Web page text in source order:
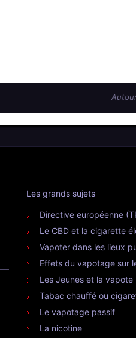
Les grands sujets
Directive européenne
Le CBD et la cigarette
Vapoter dans les lieux
Effets du vapotage sur
Les Jeunes et la vapote
Tabac chauffé ou
Le vapotage passif
La nicotine